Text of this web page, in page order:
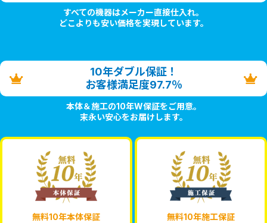
すべての機器はメーカー直接仕入れ。
どこよりも安い価格を実現しています。
10年ダブル保証！
お客様満足度97.7％
本体＆施工の10年W保証をご用意。
末永い安心をお届けします。
無料10年本体保証 無料10年施工保証